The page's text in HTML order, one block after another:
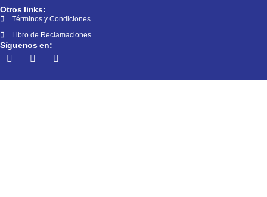
Otros links:
Términos y Condiciones
Libro de Reclamaciones
Síguenos en: